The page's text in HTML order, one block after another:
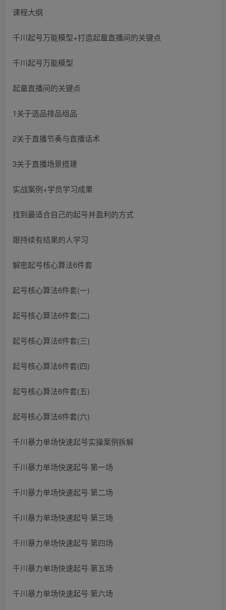
课程大纲
千川起号万能模型+打造起量直播间的关键点
千川起号万能模型
起量直播间的关键点
1关于选品排品组品
2关于直播节奏与直播话术
3关于直播场景搭建
实战案例+学员学习成果
找到最适合自己的起号并盈利的方式
跟持续有结果的人学习
解密起号核心算法6件套
起号核心算法6件套(一)
起号核心算法6件套(二)
起号核心算法6件套(三)
起号核心算法6件套(四)
起号核心算法6件套(五)
起号核心算法6件套(六)
千川暴力单场快速起号实操案例拆解
千川暴力单场快速起号·第一场
千川暴力单场快速起号·第二场
千川暴力单场快速起号·第三场
千川暴力单场快速起号·第四场
千川暴力单场快速起号·第五场
千川暴力单场快速起号·第六场